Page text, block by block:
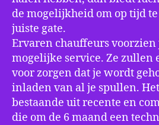
de mogelijkheid om op tijd
juiste gate.
Ervaren chauffeurs voorzien
mogelijke service. Ze zullen
voor zorgen dat je wordt
inladen van al je spullen.
bestaande uit recente en
die om de 6 maand een